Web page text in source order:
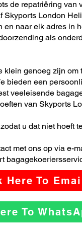
de repatriëring van
Skyports London
en naar elk adres in
als
klein genoeg zijn om
bieden een
veeleisende
van Skyports
u dat niet hoeft
met ons op via e-
Here To
To